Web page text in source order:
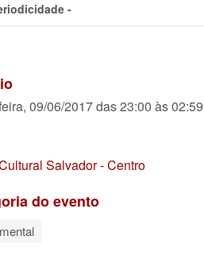
-
09/06/2017 das 23:00 às 02:59
Salvador - Centro
do evento